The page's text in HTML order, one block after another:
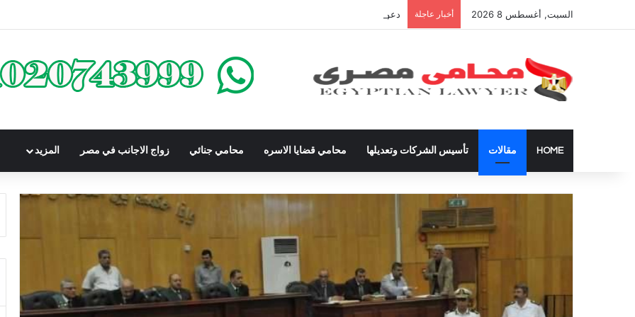
السبت, أغسطس 8 2026 أخبار عاجلة دعوى تعيين قيم على المحكوم عليه بعقوبة سالبة للحرية | الشروط والصيغة القانونية
HOME مقالات تأسيس الشركات وتعديلها محامي قضايا الاسره محامي جنائي زواج الاجانب في مصر المزيد